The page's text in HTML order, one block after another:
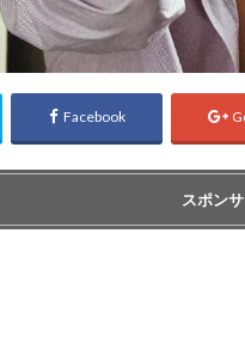
Facebook
スポン